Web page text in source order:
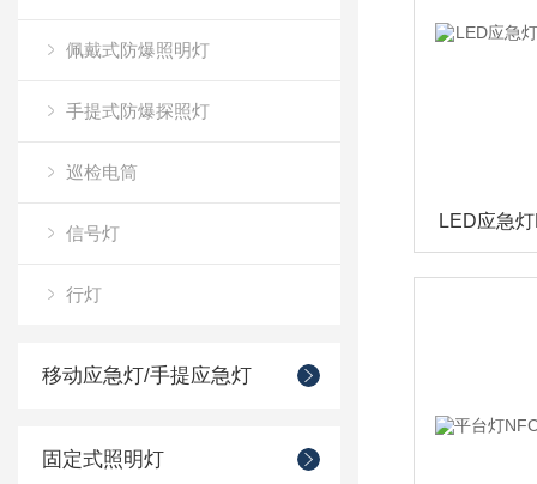
佩戴式防爆照明灯
手提式防爆探照灯
巡检电筒
信号灯
行灯
移动应急灯/手提应急灯
固定式照明灯